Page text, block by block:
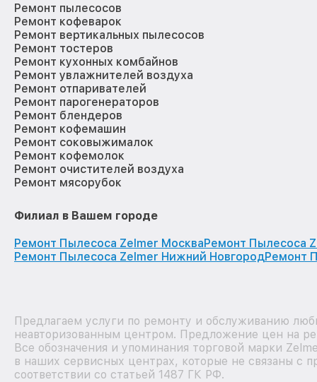
Ремонт пылесосов
Ремонт кофеварок
Ремонт вертикальных пылесосов
Ремонт тостеров
Ремонт кухонных комбайнов
Ремонт увлажнителей воздуха
Ремонт отпаривателей
Ремонт парогенераторов
Ремонт блендеров
Ремонт кофемашин
Ремонт соковыжималок
Ремонт кофемолок
Ремонт очистителей воздуха
Ремонт мясорубок
Филиал в Вашем городе
Ремонт Пылесоса Zelmer МоскваРемонт Пылесоса
Ремонт Пылесоса Zelmer Нижний НовгородРемонт
Предлагаем услуги по ремонту и обслуживанию
неавторизованным центром. Предложение цен на
Все обозначения и упоминания торговой марки
в наших сервисных центрах, которые не связаны с
соответствии со статьей 1487 ГК РФ.